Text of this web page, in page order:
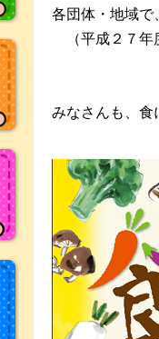
各団体・地域
（平成２７年
みなさんも、